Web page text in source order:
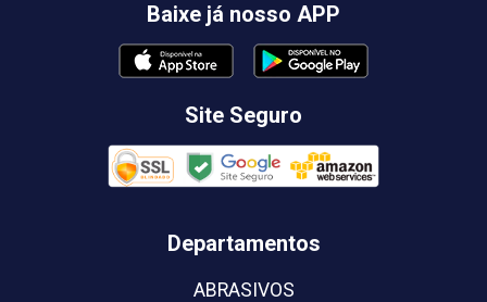
Baixe já nosso APP
Site Seguro
Departamentos
ABRASIVOS